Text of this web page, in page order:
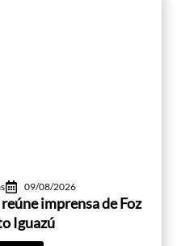
09/08/2026
imprensa de Foz
Iguazú